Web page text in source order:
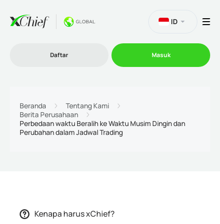
Platform
Program Afiliasi
ID
Daftar Masuk
Beranda
Tentang Kami
Berita Perusahaan
Perbedaan waktu Beralih ke Waktu Musim Dingin dan
Perubahan dalam Jadwal Trading
Kenapa harus xChief?